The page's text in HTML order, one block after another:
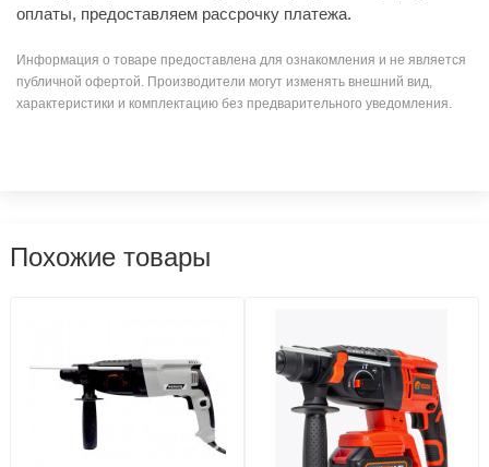
оплаты, предоставляем рассрочку платежа.
Информация о товаре предоставлена для ознакомления и не является
публичной офертой. Производители могут изменять внешний вид,
характеристики и комплектацию без предварительного уведомления.
Похожие товары